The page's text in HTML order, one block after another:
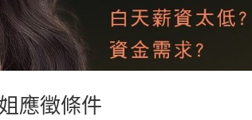
應徵條件